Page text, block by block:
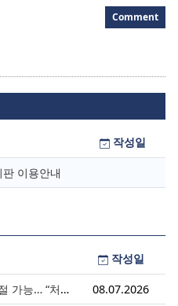
Comment
작성일
이용안내
작성일
회” 시대가 시작됩니다. 08.07.2026